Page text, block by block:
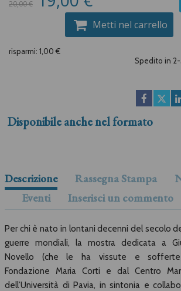
20,00 €
Metti nel carrello
risparmi: 1,00 €
Spedito in
Disponibile anche nel formato
Descrizione Rassegna Stampa
Eventi
Inserisci un commento
Per chi è nato in lontani decenni del secolo
guerre mondiali, la mostra dedicata a
Novello (che le ha vissute e
Fondazione Maria Corti e dal Centro
dell’Università di Pavia, in sintonia e